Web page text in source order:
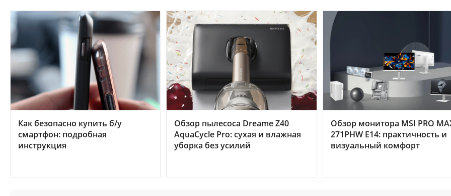
Как безопасно купить б/у
смартфон: подробная
инструкция
Обзор пылесоса Dreame Z40
AquaCycle Pro: сухая и влажная
уборка без усилий
Обзор монитора MSI PRO
271PHW E14: практичность и
визуальный комфорт